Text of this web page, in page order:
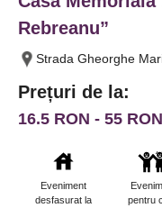
Rebreanu”
Strada Gheorghe
Prețuri de la:
16.5 RON - 55 RON
Eveniment
desfasurat la
pentru